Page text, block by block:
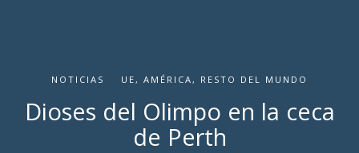
NOTICIAS UE, AMÉRICA, RESTO DEL MUNDO
Dioses del Olimpo en la ceca
de Perth